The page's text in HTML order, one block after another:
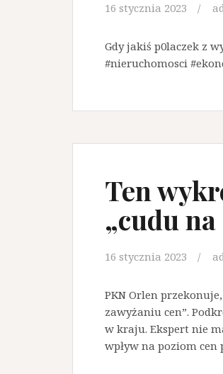
16 stycznia 2023
Gdy jakiś p0laczek z
#nieruchomosci
Ten
„cudu
16 stycznia 2023
PKN Orlen
zawyżaniu cen”.
w kraju. Ekspert nie
wpływ na poziom